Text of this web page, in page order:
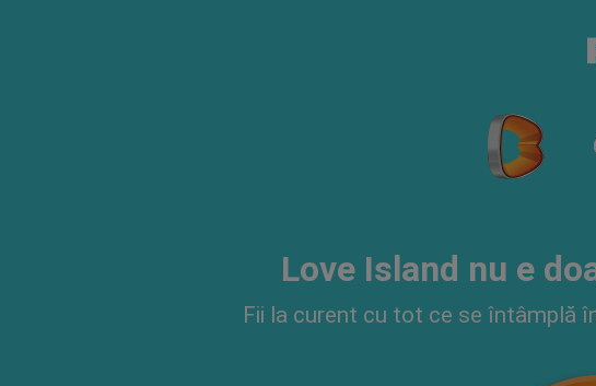
Love Island nu e
Fii la curent cu tot ce se întâmplă